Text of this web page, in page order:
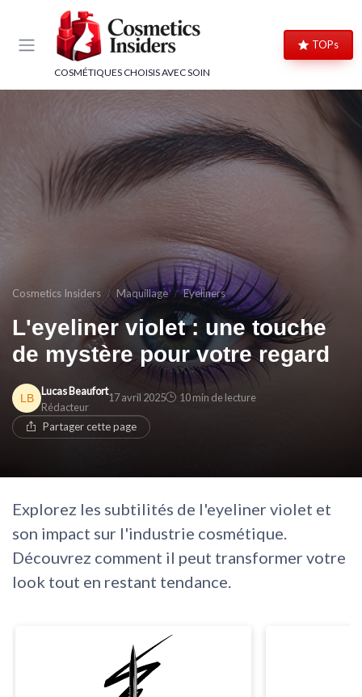
COSMÉTIQUES CHOISIS AVEC SOIN
TOPs
Cosmetics Insiders Maquillage Eyeliners
L'eyeliner violet : une touche
de mystère pour votre regard
Lucas Beaufort
Rédacteur
17 avril 2025 10 min de lecture
Partager cette page
Explorez les subtilités de l'eyeliner violet et
son impact sur l'industrie cosmétique.
Découvrez comment il peut transformer votre
look tout en restant tendance.
Panneau de gestion des cookies